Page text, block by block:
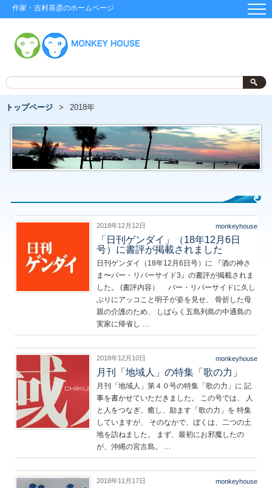
作家・吉村喜彦のホームページ
トップページ 2018年
2018年12月12日 monkeyhouse
「日刊ゲンダイ」（18年12月6日
号）に書評が掲載されました
日刊ゲンダイ（18年12月6日号）に 『酒の神さ
ま〜バー・リバーサイド3』の書評が掲載されま
した。 (書評内容） バー・リバーサイドに久し
ぶりにアッコこと明子が姿を見せ、 骨折した母
親の介護のため、 しばらく五島列島の中通島の
実家に帰省し …
2018年12月10日 monkeyhouse
月刊「地域人」の特集「歌の力」
月刊「地域人」第４０号の特集「歌の力」に 記
事を書かせていただきました。 この号では、 人
と人をつなぎ、癒し、励ます「歌の力」を 特集
していますが、 そのなかで、ぼくは、二つの土
地を訪ねました。 まず、最初にお邪魔したの
が、沖縄の宮古島。 …
2018年11月17日 monkeyhouse